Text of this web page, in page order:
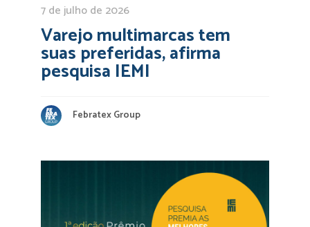
7 de julho de 2026
Varejo multimarcas tem
suas preferidas, afirma
pesquisa IEMI
Febratex Group